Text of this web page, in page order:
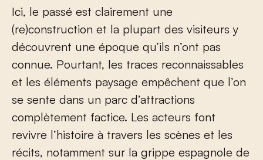
Ici, le passé est clairement une
(re)construction et la plupart des visiteurs y
découvrent une époque qu’ils n’ont pas
connue. Pourtant, les traces reconnaissables
et les éléments paysage empêchent que l’on
se sente dans un parc d’attractions
complètement factice. Les acteurs font
revivre l’histoire à travers les scènes et les
récits, notamment sur la grippe espagnole de